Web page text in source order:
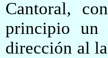
Cantoral,
principio un
dirección al